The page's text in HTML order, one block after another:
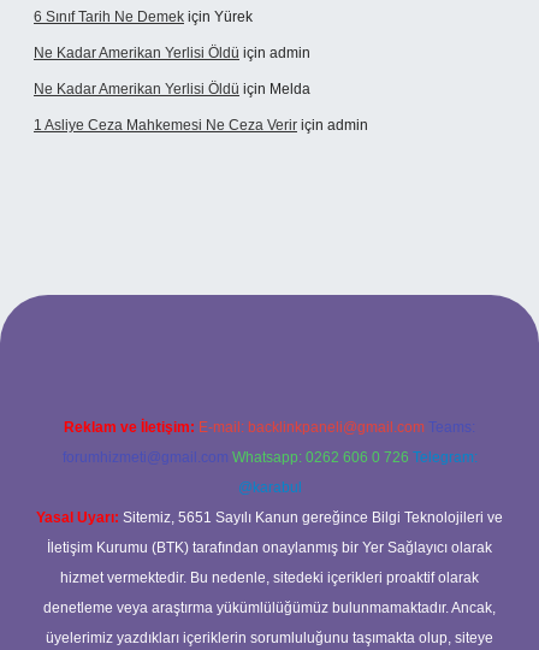
6 Sınıf Tarih Ne Demek için Yürek
Ne Kadar Amerikan Yerlisi Öldü için admin
Ne Kadar Amerikan Yerlisi Öldü için Melda
1 Asliye Ceza Mahkemesi Ne Ceza Verir için admin
Reklam ve İletişim: E-mail: backlinkpaneli@gmail.com Teams:
forumhizmeti@gmail.com Whatsapp: 0262 606 0 726 Telegram:
@karabul
Yasal Uyarı: Sitemiz, 5651 Sayılı Kanun gereğince Bilgi Teknolojileri ve
İletişim Kurumu (BTK) tarafından onaylanmış bir Yer Sağlayıcı olarak
hizmet vermektedir. Bu nedenle, sitedeki içerikleri proaktif olarak
denetleme veya araştırma yükümlülüğümüz bulunmamaktadır. Ancak,
üyelerimiz yazdıkları içeriklerin sorumluluğunu taşımakta olup, siteye